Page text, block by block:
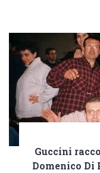
Guccini
Domenico Di